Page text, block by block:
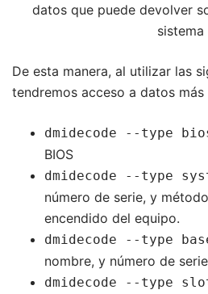
datos que puede devolver
sistema
De esta manera, al utilizar las
tendremos acceso a datos
dmidecode --type
BIOS
dmidecode --type
número de serie, y
encendido del equipo.
dmidecode --type
nombre, y número de
dmidecode --type